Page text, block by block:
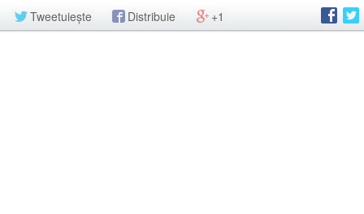
Tweetuiește Distribuie +1